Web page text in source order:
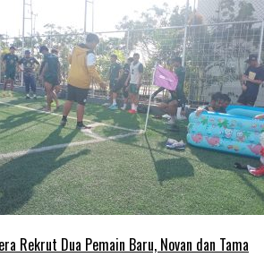
Rekrut Dua Pemain Baru, Novan dan Tama